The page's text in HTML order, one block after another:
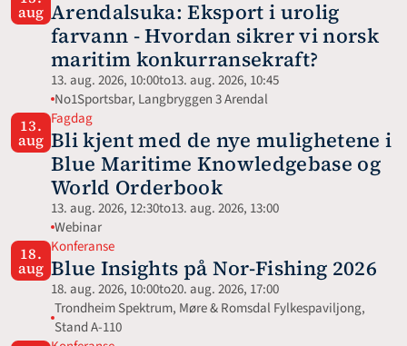
aug Arendalsuka: Eksport i urolig
farvann - Hvordan sikrer vi norsk
maritim konkurransekraft?
13. aug. 2026, 10:00to13. aug. 2026, 10:45
No1Sportsbar, Langbryggen 3 Arendal
13.
aug
Fagdag
Bli kjent med de nye mulighetene i
Blue Maritime Knowledgebase og
World Orderbook
13. aug. 2026, 12:30to13. aug. 2026, 13:00
Webinar
18.
aug
Konferanse
Blue Insights på Nor-Fishing 2026
18. aug. 2026, 10:00to20. aug. 2026, 17:00
Trondheim Spektrum, Møre & Romsdal Fylkespaviljong,
Stand A-110